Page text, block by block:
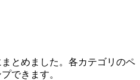
とめました。各カテゴリのペ
できます。